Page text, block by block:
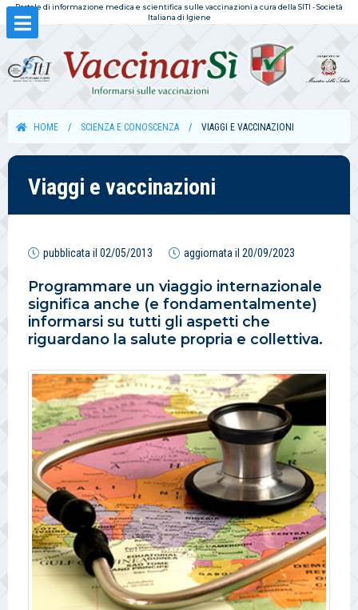
Portale di informazione medica e scientifica sulle vaccinazioni a cura della SITI - Società
Italiana di Igiene
HOME SCIENZA E CONOSCENZA VIAGGI E VACCINAZIONI
Viaggi e vaccinazioni
pubblicata il 02/05/2013 aggiornata il 20/09/2023
Programmare un viaggio internazionale
significa anche (e fondamentalmente)
informarsi su tutti gli aspetti che
riguardano la salute propria e collettiva.